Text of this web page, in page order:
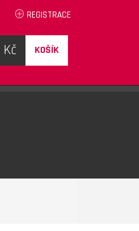
REGISTRACE
KOŠÍK